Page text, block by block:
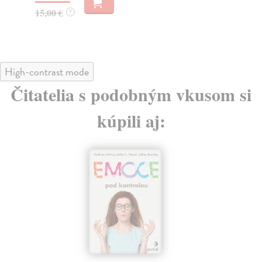
12,60 € ?
High-contrast mode
Čitatelia s podobným vkusom si
kúpili aj: